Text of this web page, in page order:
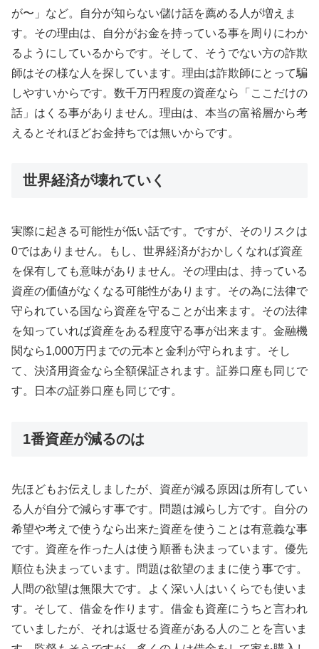
が〜」など。自分が知らない儲け話を薦める人が増えま
す。その理由は、自分がお金を持っている事を周りにわか
るようにしているからです。そして、そうでない方の詐欺
師はその様な人を探しています。理由は詐欺師にとって騙
しやすいからです。数千万円程度の資産なら「ここだけの
話」はくる事がありません。理由は、本当の富裕層から考
えるとそれほどお金持ちでは無いからです。
世界経済が壊れていく
実際に起きる可能性が低い話です。ですが、そのリスクは
0ではありません。もし、世界経済がおかしくなれば資産
を保有しても意味がありません。その理由は、持っている
資産の価値がなくなる可能性があります。その為に法律で
守られている国なら資産を守ることが出来ます。その法律
を知っていれば資産をある程度守る事が出来ます。金融機
関なら1,000万円までの元本と金利が守られます。そし
て、決済用資金なら全額保証されます。証券口座も同じで
す。日本の証券口座も同じです。
1番資産が減るのは
先ほどもお伝えしましたが、資産が減る原因は所有してい
る人が自分で減らす事です。問題は減らし方です。自分の
希望や考えで使うなら出来た資産を使うことは有意義な事
です。資産を作った人は使う順番も決まっています。優先
順位も決まっています。問題は欲望のままに使う事です。
人間の欲望は無限大です。よく深い人はいくらでも使いま
す。そして、借金を作ります。借金も資産にうちと言われ
ていましたが、それは返せる資産がある人のことを言いま